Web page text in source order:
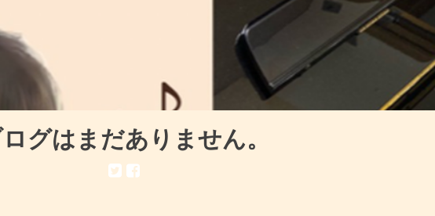
グはまだありません。